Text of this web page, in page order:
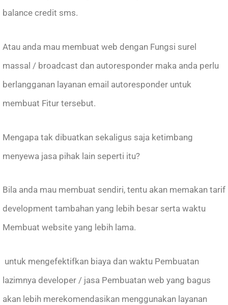
balance credit sms.
Atau anda mau membuat web dengan Fungsi surel
massal / broadcast dan autoresponder maka anda perlu
berlangganan layanan email autoresponder untuk
membuat Fitur tersebut.
Mengapa tak dibuatkan sekaligus saja ketimbang
menyewa jasa pihak lain seperti itu?
Bila anda mau membuat sendiri, tentu akan memakan tarif
development tambahan yang lebih besar serta waktu
Membuat website yang lebih lama.
untuk mengefektifkan biaya dan waktu Pembuatan
lazimnya developer / jasa Pembuatan web yang bagus
akan lebih merekomendasikan menggunakan layanan